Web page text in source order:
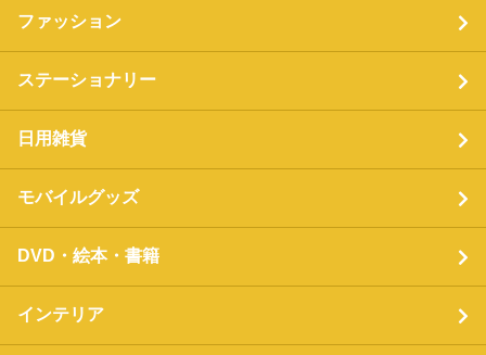
ファッション
ステーショナリー
日用雑貨
モバイルグッズ
DVD・絵本・書籍
インテリア